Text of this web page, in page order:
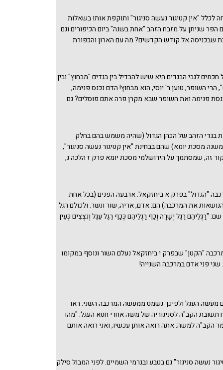
לכלל "אין קטיגור נעשה סניגור" ותוקפת אותו בשאלות
הפר שניתן על מזבח הזהב "אחת בשנה" ביום הכיפורים וגם
שבכניסה אל קודש הקדשים? מה עם הארון והכפורת
אך אוסף השאלות (והתשובות הקצת דחוקות) מעיד על
קטיגור נעשה סניגור". נשארו הבגדים שאכן בכל העבודה
בגדי לבן ולא בגדי זהב המפוארים של הכהן הגדול כל
לגבי הבגדים היא שיש להבדיל בין בגדים "מבחוץ" ובין
הרי השופר, טוען ר' יוסי, הוא מבחוץ! הדם נכנס פנימה,
פנימה ואת השופר שבא מקרן פרה אתם פוסלים? גם
"פיו מצופה זהב" (בניגוד לשופר של תעניות שפיו
פסלתם שופר של פרה, יאמר ר' יוסי, שמא יזכיר את חטא
את פיו שמשם יוצא הקול שהוא "כבפנים דמי" בזהב?
בגדי הזהב של הכהן הגדול (שהיה משמש בהם בחלק
מסכת יומא) שהם בבחינת "אין קטיגור נעשה סניגור",
זה, שמסתמך על הירושלמי מסכת יומא פרק ז הלכה ג,
חסה על ממונם של ישראל(ראו דברינו בנושא זה בדפים
נימוקים אלה, כמו משאלות הגמרא בראש השנה לעיל,
קטיגור נעשה סניגור" צריך חיזוקים וסיוע ממקומות
כאן עניין פתחון הפה לשטן בהקשר צמוד ל"אין קטיגור
"הגדול" בפרק א ביחזקאל. ארבעה הפנים (בכל אחת
את המרכבה) הם: אדם, אריה, שור ונשר. ולכולם רגל
"רַגְלֵיהֶם רֶגֶל יְשָׁרָה וְכַף רַגְלֵיהֶם כְּכַף רֶגֶל עֵגֶל וְנֹצְצִים כְּעֵין
"הקטן" שבפרק י ביחזקאל נעלם השור ונוסף במקומו
שני פני אדם במרכבה השנייה!
מעשה העגל ולפיכך נשמט ממעשה המרכבה השני. ראו
תשובת הקב"ה לסניגוריה של משה אחרי חטא העגל: "מהו
הקב"ה למשה: אתה רואה אותן עכשיו, ואני רואה אותם
סמויה על יחזקאל ואולי על מי שהכניס את מראה
נעשה סניגור" גם בטבע ובגרמי השמיים. לפני המבול סילק